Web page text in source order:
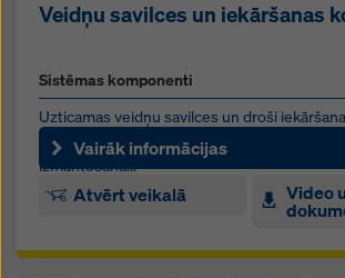
Veidņu savilces un iekāršanas
Sistēmas komponenti
Uzticamas veidņu savilces un droši
izšķirīgi svarīgi efektīvai un drošai jebkura
izmantošana...
Vairāk informācijas
Atvērt veikalā
Video